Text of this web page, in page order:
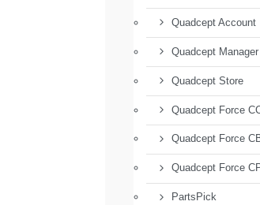
Quadcept Account
Quadcept Manager
Quadcept Store
Quadcept Force
Quadcept Force
Quadcept Force
PartsPick